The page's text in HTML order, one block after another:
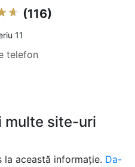
(116)
11
telefon
multe site-uri
la această informație. Da-